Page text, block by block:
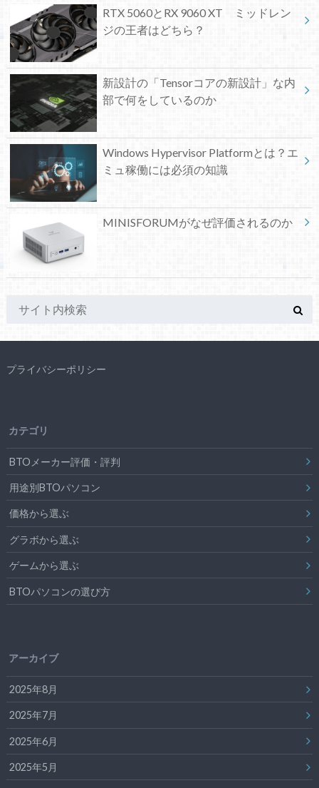
RTX 5060とRX 9060 XT ミッドレン
ジの王者はどちら？
新設計の「Tensorコアの新設計」な内
部で何をしているのか
Windows Hypervisor Platformとは？エ
ミュ稼働には必須の知識
MINISFORUMがなぜ評価されるのか
プライバシーポリシー
カテゴリ
BTOメーカー評価・評判
用途別BTOパソコン
価格から選ぶ
グラボから選ぶ
ゲームから選ぶ
BTOパソコンの選び方
アーカイブ
2025年8月
2025年7月
2025年6月
2025年5月